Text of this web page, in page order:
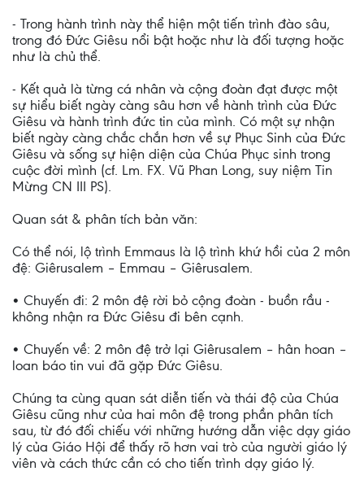
- Trong hành trình này thể hiện một tiến trình đào sâu,
trong đó Đức Giêsu nổi bật hoặc như là đối tượng hoặc
như là chủ thể.
- Kết quả là từng cá nhân và cộng đoàn đạt được một
sự hiểu biết ngày càng sâu hơn về hành trình của Đức
Giêsu và hành trình đức tin của mình. Có một sự nhận
biết ngày càng chắc chắn hơn về sự Phục Sinh của Đức
Giêsu và sống sự hiện diện của Chúa Phục sinh trong
cuộc đời mình (cf. Lm. FX. Vũ Phan Long, suy niệm Tin
Mừng CN III PS).
Quan sát & phân tích bản văn:
Có thể nói, lộ trình Emmaus là lộ trình khứ hồi của 2 môn
đệ: Giêrusalem – Emmau – Giêrusalem.
• Chuyến đi: 2 môn đệ rời bỏ cộng đoàn - buồn rầu -
không nhận ra Đức Giêsu đi bên cạnh.
• Chuyến về: 2 môn đệ trở lại Giêrusalem – hân hoan –
loan báo tin vui đã gặp Đức Giêsu.
Chúng ta cùng quan sát diễn tiến và thái độ của Chúa
Giêsu cũng như của hai môn đệ trong phần phân tích
sau, từ đó đối chiếu với những hướng dẫn việc dạy giáo
lý của Giáo Hội để thấy rõ hơn vai trò của người giáo lý
viên và cách thức cần có cho tiến trình dạy giáo lý.